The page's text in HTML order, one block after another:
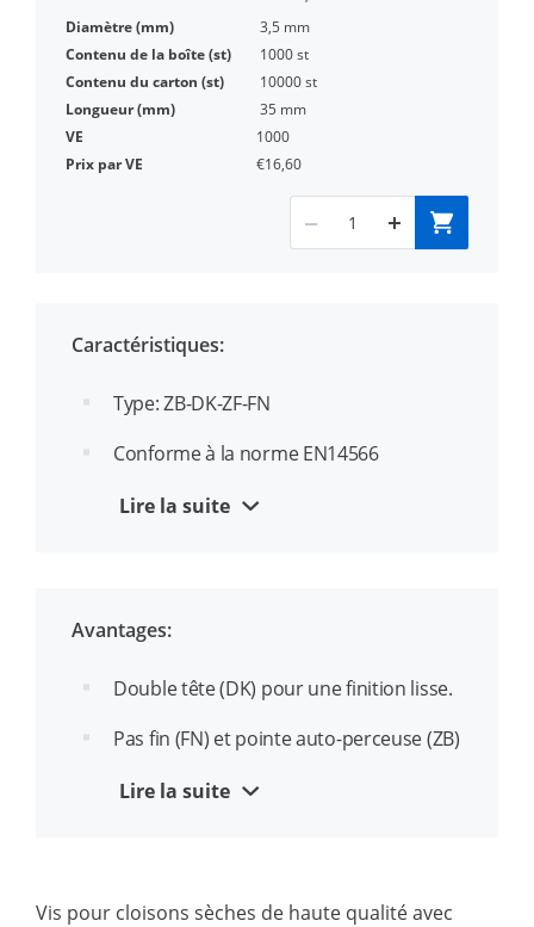
3,5 mm
1000 st
10000 st
35 mm
1000
€16,60
Caractéristiques:
Type: ZB-DK-ZF-FN
Conforme à la norme EN14566
Phosphaté noir (ZF) pour une haute
rapide
Lire la suite
Avantages:
Double tête (DK) pour une finition lisse.
Pas fin (FN) et pointe auto-perceuse (ZB)
plâtre sur profilés en acier renforcé.
Lire la suite
Vis pour cloisons sèches de haute qualité avec